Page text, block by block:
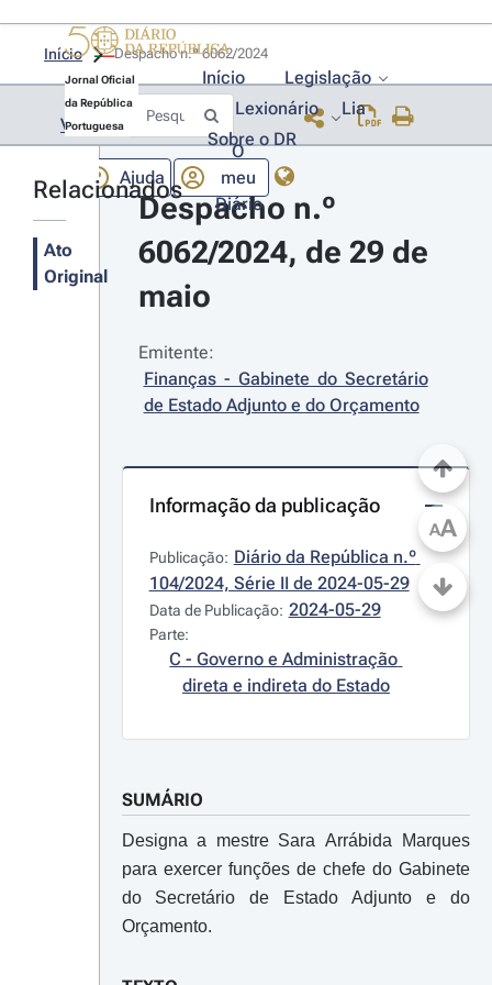
Jornal Oficial
da República
Portuguesa
Início
Legislação
Lexionário
Lia
Sobre o DR
Ajuda
O
meu
Diário
Início
Voltar
Relacionados
Ato
Original
Despacho n.º
6062/2024, de 29 de
maio
Emitente:
Finanças - Gabinete do Secretário
de Estado Adjunto e do Orçamento
Informação da publicação
Publicação: Diário da República n.º
104/2024, Série II de 2024-05-29
Data de Publicação: 2024-05-29
Parte:
C - Governo e Administração
direta e indireta do Estado
SUMÁRIO
Designa a mestre Sara Arrábida Marques
para exercer funções de chefe do Gabinete
do Secretário de Estado Adjunto e do
Orçamento.
AA